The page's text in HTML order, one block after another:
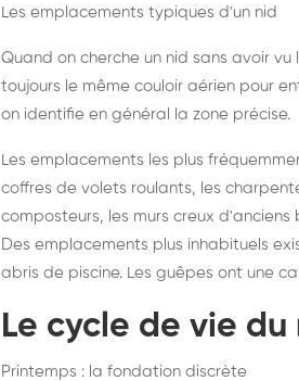
Les emplacements typiques d'un nid
Quand on cherche un nid sans avoir
toujours le même couloir aérien pour
on identifie en général la zone précise.
Les emplacements les plus
coffres de volets roulants, les
composteurs, les murs creux
Des emplacements plus inhabituels
abris de piscine. Les guêpes ont une
Le cycle de vie
Printemps : la fondation discrète